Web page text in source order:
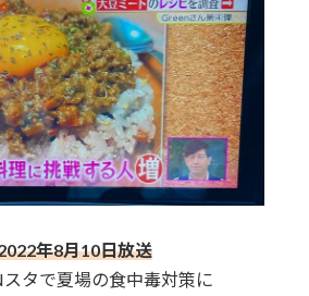
年8月10日放送
タで夏場の食中毒対策に